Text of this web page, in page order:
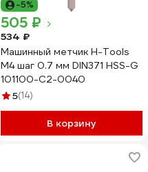
-5%
505 ₽
534 ₽
Машинный метчик H-Tools
М4 шаг 0.7 мм DIN371 HSS-G
101100-C2-0040
5(14)
В корзину